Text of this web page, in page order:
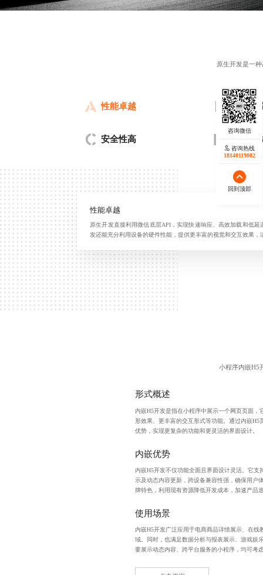
原生开发是一
性能卓越 深度集
安全性高 风格一
性能卓越
原生开发直接利用微信底层API，实现快速响应、高效加载和低
发还能充分利用设备的硬件性能，提供更丰富的视觉和交互效果，
小程序内嵌H5
形式概述
内嵌H5开发是指在小程序中展示一个网页页面，
形效果、更丰富的交互形式等功能。通过内嵌H5
优势，实现更复杂的功能和更灵活的界面设计。
内嵌优势
内嵌H5开发不仅功能全面且界面设计灵活。它支
示及动态内容更新，跨设备兼容性强，确保用户
牌特色，利用现有资源降低开发成本，加速产品
使用场景
内嵌H5开发广泛应用于电商商品详情展示、在线
域。同时，也满足数据分析与报表展示、游戏娱
要展示动态内容、跨平台服务的小程序，均可考
咨询热线
18140119082
回到顶部